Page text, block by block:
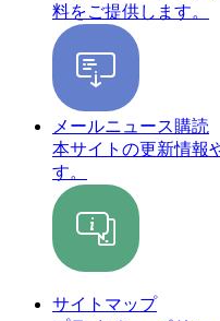
料をご提供します。
メールニュース購読
本サイトの更新情報
す。
サイトマップ